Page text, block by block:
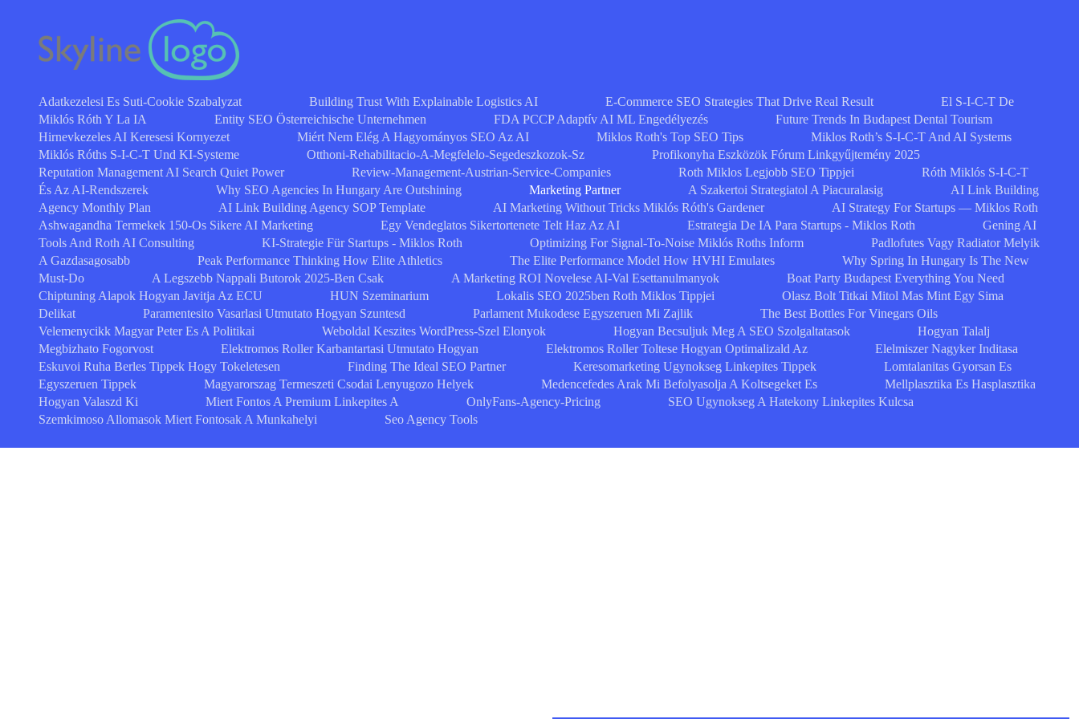
Adatkezelesi Es Suti-Cookie Szabalyzat Building Trust With Explainable Logistics AI E-Commerce SEO Strategies That Drive Real Result
El S-I-C-T De
Miklós Róth Y La IA
Entity SEO Österreichische Unternehmen FDA PCCP Adaptív AI ML Engedélyezés
Future Trends In Budapest Dental Tourism
Hirnevkezeles AI Keresesi Kornyezet
Miért Nem Elég A Hagyományos SEO Az AI Miklos Roth's Top SEO Tips
Miklos Roth’s S-I-C-T And AI Systems
Miklós Róths S-I-C-T Und KI-Systeme
Otthoni-Rehabilitacio-A-Megfelelo-Segedeszkozok-Sz
Profikonyha Eszközök Fórum Linkgyűjtemény 2025
Reputation Management AI Search Quiet Power
Review-Management-Austrian-Service-Companies Roth Miklos Legjobb SEO Tippjei
Róth Miklós S-I-C-T
És Az AI-Rendszerek
Why SEO Agencies In Hungary Are Outshining Marketing Partner A Szakertoi Strategiatol A Piacuralasig
AI Link Building
Agency Monthly Plan
AI Link Building Agency SOP Template AI Marketing Without Tricks Miklós Róth's Gardener
AI Strategy For Startups — Miklos Roth
Ashwagandha Termekek 150-Os Sikere AI Marketing
Egy Vendeglatos Sikertortenete Telt Haz Az AI Estrategia De IA Para Startups - Miklos Roth
Gening AI
Tools And Roth AI Consulting
KI-Strategie Für Startups - Miklos Roth Optimizing For Signal-To-Noise Miklós Roths Inform
Padlofutes Vagy Radiator Melyik
A Gazdasagosabb
Peak Performance Thinking How Elite Athletics The Elite Performance Model How HVHI Emulates
Why Spring In Hungary Is The New
Must-Do
A Legszebb Nappali Butorok 2025-Ben Csak A Marketing ROI Novelese AI-Val Esettanulmanyok
Boat Party Budapest Everything You Need
Chiptuning Alapok Hogyan Javitja Az ECU
HUN Szeminarium Lokalis SEO 2025ben Roth Miklos Tippjei
Olasz Bolt Titkai Mitol Mas Mint Egy Sima
Delikat
Paramentesito Vasarlasi Utmutato Hogyan Szuntesd Parlament Mukodese Egyszeruen Mi Zajlik
The Best Bottles For Vinegars Oils
Velemenycikk Magyar Peter Es A Politikai
Weboldal Keszites WordPress-Szel Elonyok Hogyan Becsuljuk Meg A SEO Szolgaltatasok
Hogyan Talalj
Megbizhato Fogorvost
Elektromos Roller Karbantartasi Utmutato Hogyan Elektromos Roller Toltese Hogyan Optimalizald Az
Elelmiszer Nagyker Inditasa
Eskuvoi Ruha Berles Tippek Hogy Tokeletesen
Finding The Ideal SEO Partner Keresomarketing Ugynokseg Linkepites Tippek
Lomtalanitas Gyorsan Es
Egyszeruen Tippek
Magyarorszag Termeszeti Csodai Lenyugozo Helyek Medencefedes Arak Mi Befolyasolja A Koltsegeket Es
Mellplasztika Es Hasplasztika
Hogyan Valaszd Ki
Miert Fontos A Premium Linkepites A OnlyFans-Agency-Pricing
SEO Ugynokseg A Hatekony Linkepites Kulcsa
Szemkimoso Allomasok Miert Fontosak A Munkahelyi
Seo Agency Tools